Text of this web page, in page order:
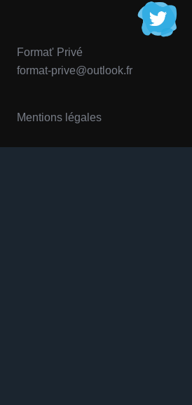
Format' Privé
format-prive@outlook.fr
Mentions légales